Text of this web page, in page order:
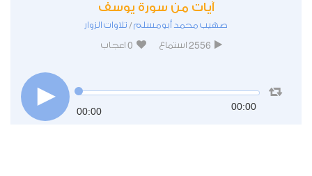
آيات من سورة يوسف
صهيب محمد أبومسلم/ تلاوات الزوار
2556 استماع 0 اعجاب
00:00 00:00